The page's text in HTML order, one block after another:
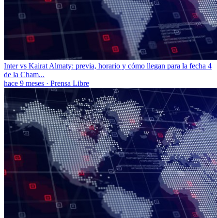
Inter vs Kairat Almaty: previa, horario y cómo llegan para la fecha 4
de la Cham...
hace 9 meses · Prensa Libre